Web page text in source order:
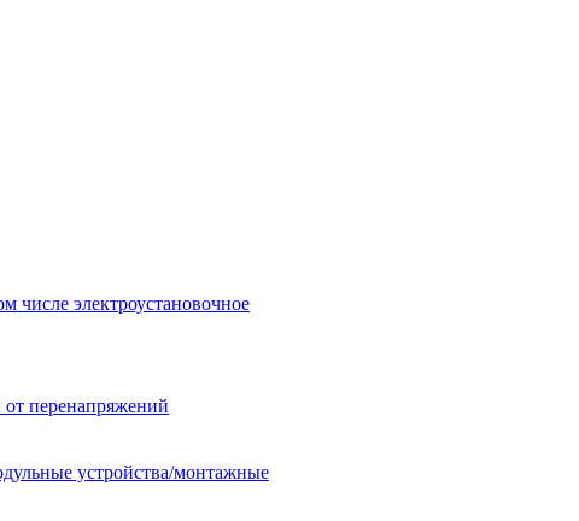
числе электроустановочное
перенапряжений
устройства/монтажные